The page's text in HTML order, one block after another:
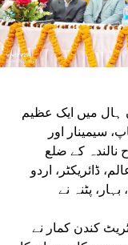
ہال میں ایک عظیم
سیمینار اور
نالندہ کے ضلع
ڈائریکٹر، اردو
پٹنہ نے
کندن کمار نے